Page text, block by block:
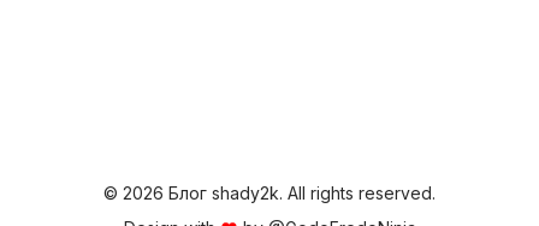
© 2026 Блог shady2k. All rights reserved.